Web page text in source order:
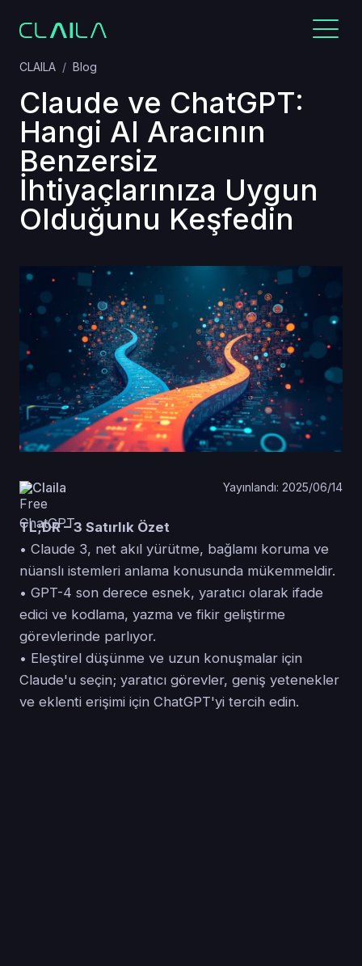
CLAILA Blog
Claude ve ChatGPT:
Hangi AI Aracının
Benzersiz
İhtiyaçlarınıza Uygun
Olduğunu Keşfedin
Claila Yayınlandı: 2025/06/14
TL;DR – 3 Satırlık Özet
• Claude 3, net akıl yürütme, bağlamı koruma ve
nüanslı istemleri anlama konusunda mükemmeldir.
• GPT-4 son derece esnek, yaratıcı olarak ifade
edici ve kodlama, yazma ve fikir geliştirme
görevlerinde parlıyor.
• Eleştirel düşünme ve uzun konuşmalar için
Claude'u seçin; yaratıcı görevler, geniş yetenekler
ve eklenti erişimi için ChatGPT'yi tercih edin.